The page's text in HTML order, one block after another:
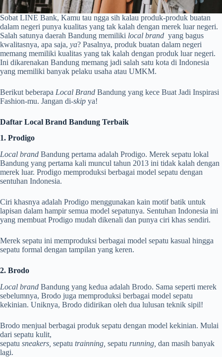
Sobat LINE Bank, Kamu tau ngga sih kalau produk-produk buatan
dalam negeri punya kualitas yang tak kalah dengan merek luar negeri.
Salah satunya daerah Bandung memiliki local brand yang bagus
kwalitasnya, apa saja, ya? Pasalnya, produk buatan dalam negeri
memang memiliki kualitas yang tak kalah dengan produk luar negeri.
Ini dikarenakan Bandung memang jadi salah satu kota di Indonesia
yang memiliki banyak pelaku usaha atau UMKM.
Berikut beberapa Local Brand Bandung yang kece Buat Jadi Inspirasi
Fashion-mu. Jangan di-skip ya!
Daftar Local Brand Bandung Terbaik
1. Prodigo
Local brand Bandung pertama adalah Prodigo. Merek sepatu lokal
Bandung yang pertama kali muncul tahun 2013 ini tidak kalah dengan
merek luar. Prodigo memproduksi berbagai model sepatu dengan
sentuhan Indonesia.
Ciri khasnya adalah Prodigo menggunakan kain motif batik untuk
lapisan dalam hampir semua model sepatunya. Sentuhan Indonesia ini
yang membuat Prodigo mudah dikenali dan punya ciri khas sendiri.
Merek sepatu ini memproduksi berbagai model sepatu kasual hingga
sepatu formal dengan tampilan yang keren.
2. Brodo
Local brand Bandung yang kedua adalah Brodo. Sama seperti merek
sebelumnya, Brodo juga memproduksi berbagai model sepatu
kekinian. Uniknya, Brodo didirikan oleh dua lulusan teknik sipil!
Brodo menjual berbagai produk sepatu dengan model kekinian. Mulai
dari sepatu kulit,
sepatu sneakers, sepatu trainning, sepatu running, dan masih banyak
lagi.